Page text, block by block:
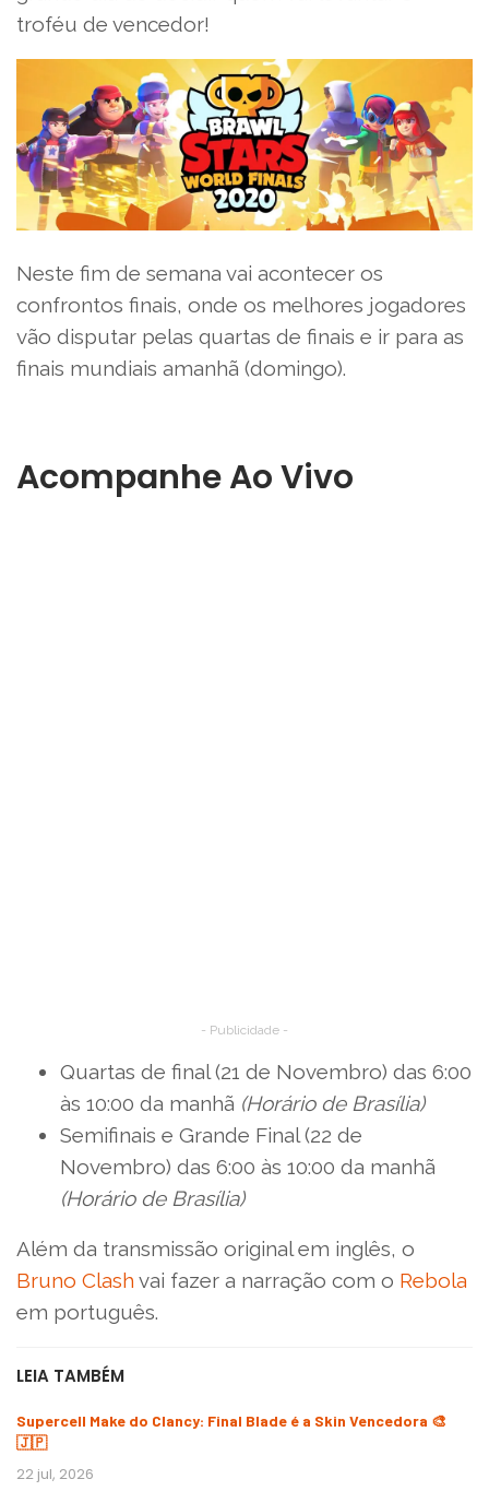
troféu de vencedor!
Neste fim de semana vai acontecer os
confrontos finais, onde os melhores jogadores
vão disputar pelas quartas de finais e ir para as
finais mundiais amanhã (domingo).
Acompanhe Ao Vivo
- Publicidade -
Quartas de final (21 de Novembro) das 6:00
às 10:00 da manhã (Horário de Brasília)
Semifinais e Grande Final (22 de
Novembro) das 6:00 às 10:00 da manhã
(Horário de Brasília)
Além da transmissão original em inglês, o
Bruno Clash vai fazer a narração com o Rebola
em português.
LEIA TAMBÉM
Supercell Make do Clancy: Final Blade é a Skin Vencedora 🎨
🇯🇵
22 jul, 2026